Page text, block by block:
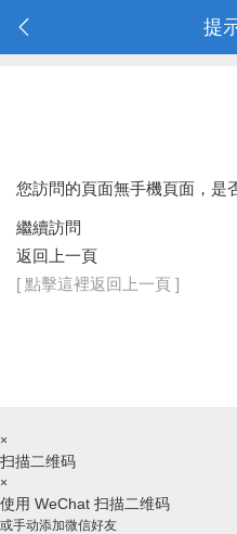
提
您訪問的頁面無手機頁面，是
繼續訪問
返回上一頁
[ 點擊這裡返回上一頁 ]
×
扫描二维码
×
使用 WeChat 扫描二维码
或手动添加微信好友